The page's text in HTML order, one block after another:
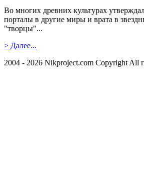
Во многих древних культурах
порталы в другие миры и врата в
"творцы"...
> Далее...
2004 - 2026 Nikproject.com Copyright All